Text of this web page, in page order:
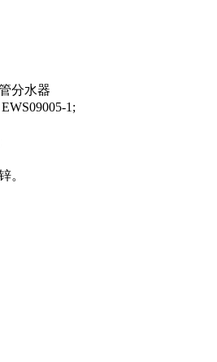
分水器
1;
。